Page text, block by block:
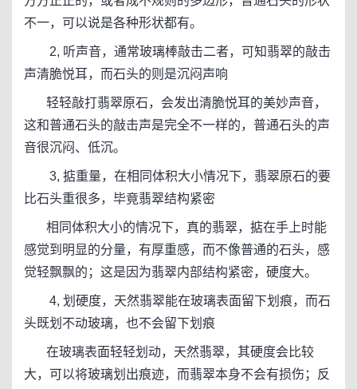
不一，可以说是各种形状都有。
2, 听声音，通常玻璃棒敲击二者，可知翡翠的敲击
声清脆悦耳，而石头的则是沉闷声响
轻轻敲打翡翠原石，会发出清脆悦耳的美妙声音，
这和普通石头的敲击声是完全不一样的，普通石头的声
音很沉闷、低沉。
3, 掂重量，在相同体积大小情况下，翡翠原石的要
比石头重很多，毕竟翡翠结构紧密
相同体积大小的情况下，真的翡翠，掂在手上时能
感觉到明显的分量，有厚重感，而不像普通的石头，感
觉轻飘飘的；这是因为翡翠内部结构紧密，硬度大。
4, 划硬度，天然翡翠能在玻璃表面留下划痕，而石
头既划不动玻璃，也不会留下划痕
在玻璃表面轻轻划动，天然翡翠，其硬度会比较
大，可以将玻璃划出痕迹，而翡翠本身不会有损伤；反